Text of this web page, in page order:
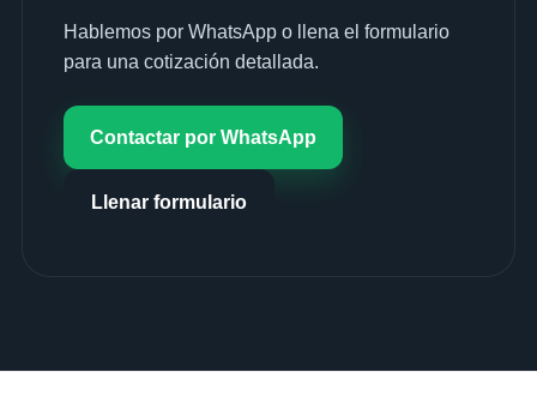
Hablemos por WhatsApp o llena el formulario
para una cotización detallada.
Contactar por WhatsApp
Llenar formulario